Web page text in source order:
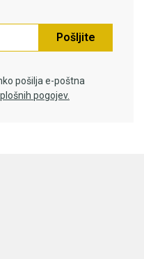
Pošljite
pošilja e-poštna
pogojev.